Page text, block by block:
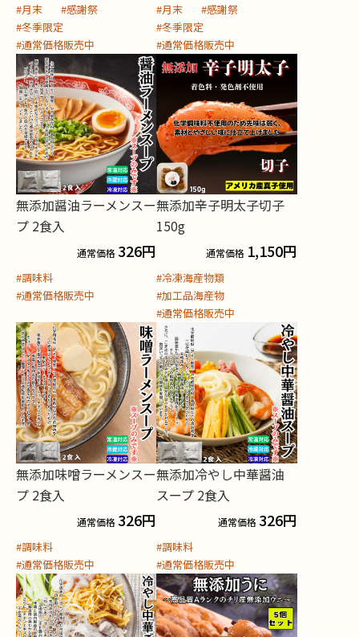
#月末
#感謝祭
#冬季限定
#通常価格販売中
#月末
#感謝祭
#冬季限定
#通常価格販売中
無添加醤油ラーメンスー
プ 2食入
通常価格 326円
#調味料
#通常価格販売中
無添加辛子明太子切子
150g
通常価格 1,150円
#冷凍海産物類
#加工品海産物
#通常価格販売中
無添加味噌ラーメンスー
プ 2食入
通常価格 326円
#調味料
#通常価格販売中
無添加冷やし中華醤油
スープ 2食入
通常価格 326円
#調味料
#通常価格販売中